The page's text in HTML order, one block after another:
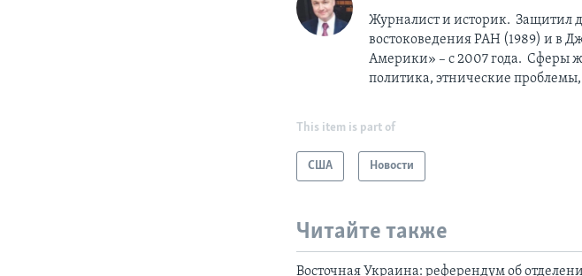
Журналист и историк. Защитил
востоковедения РАН (1989) и в
Америки» – с 2007 года. Сферы
политика, этнические проблемы,
This item is part of
США Новости
Читайте также
Восточная Украина: референдум об